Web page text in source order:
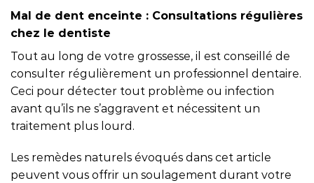
Mal de dent enceinte : Consultations régulières
chez le dentiste
Tout au long de votre grossesse, il est conseillé de
consulter régulièrement un professionnel dentaire.
Ceci pour détecter tout problème ou infection
avant qu’ils ne s’aggravent et nécessitent un
traitement plus lourd.
Les remèdes naturels évoqués dans cet article
peuvent vous offrir un soulagement durant votre